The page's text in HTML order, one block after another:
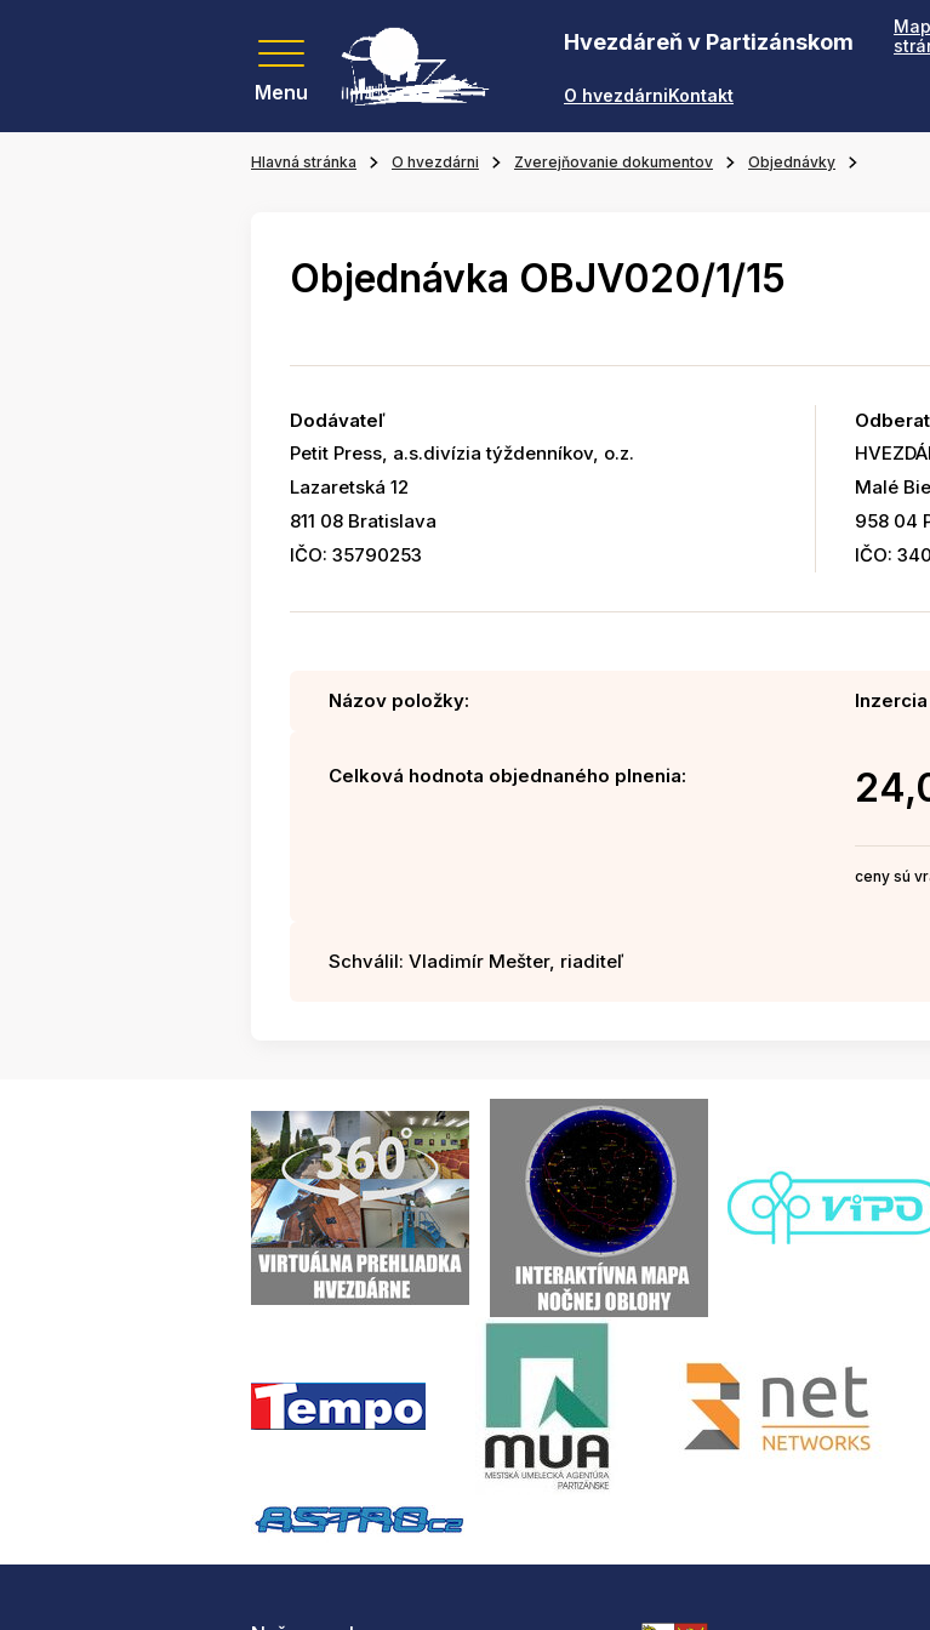
Menu
Hvezdáreň v Partizánskom
O hvezdárniKontakt
Hlavná stránka O hvezdárni Zverejňovanie dokumentov Objednávky
Objednávka OBJV020/1/15
Dodávateľ
Petit Press, a.s.divízia týždenníkov, o.z.
Lazaretská 12
811 08 Bratislava
IČO: 35790253
Malé
958 04
IČO:
Názov položky:
Celková hodnota objednaného plnenia:
ceny sú
Schválil: Vladimír Mešter, riaditeľ